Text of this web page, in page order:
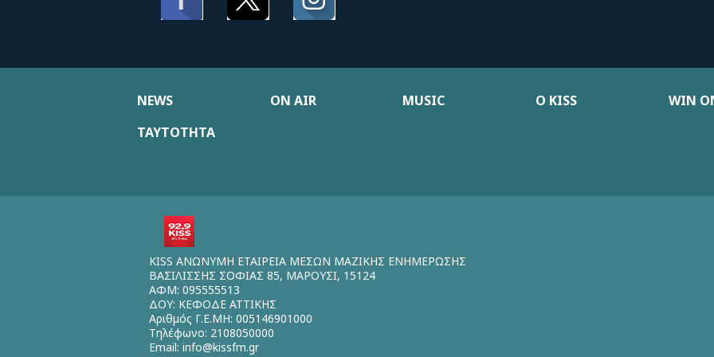
NEWS ON AIR MUSIC Ο KISS WIN
ΤΑΥΤΟΤΗΤΑ
KISS ΑΝΩΝΥΜΗ ΕΤΑΙΡΕΙΑ ΜΕΣΩΝ ΜΑΖΙΚΗΣ ΕΝΗΜΕΡΩΣΗΣ
ΒΑΣΙΛΙΣΣΗΣ ΣΟΦΙΑΣ 85, ΜΑΡΟΥΣΙ, 15124
ΑΦΜ: 095555513
ΔΟΥ: ΚΕΦΟΔΕ ΑΤΤΙΚΗΣ
Αριθμός Γ.Ε.ΜΗ: 005146901000
Τηλέφωνο: 2108050000
Email: info@kissfm.gr